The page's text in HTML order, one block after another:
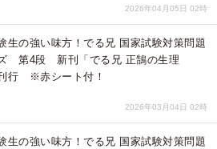
2026年04月05日 02時
生の強い味方！でる兄 国家試験対策問題
第4段 新刊「でる兄 正鵠の生理
行 ※赤シート付！
2026年03月04日 02時
生の強い味方！でる兄 国家試験対策問題